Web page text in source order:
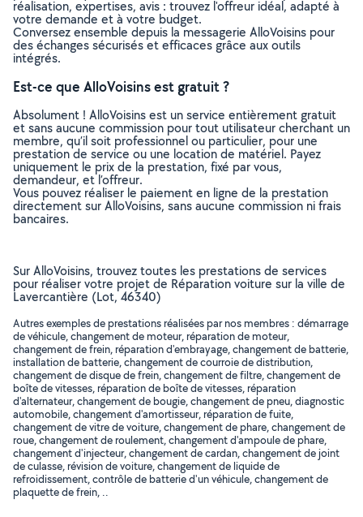
réalisation, expertises, avis : trouvez l'offreur idéal, adapté à
votre demande et à votre budget.
Conversez ensemble depuis la messagerie AlloVoisins pour
des échanges sécurisés et efficaces grâce aux outils
intégrés.
Est-ce que AlloVoisins est gratuit ?
Absolument ! AlloVoisins est un service entièrement gratuit
et sans aucune commission pour tout utilisateur cherchant un
membre, qu’il soit professionnel ou particulier, pour une
prestation de service ou une location de matériel. Payez
uniquement le prix de la prestation, fixé par vous,
demandeur, et l’offreur.
Vous pouvez réaliser le paiement en ligne de la prestation
directement sur AlloVoisins, sans aucune commission ni frais
bancaires.
Sur AlloVoisins, trouvez toutes les prestations de services
pour réaliser votre projet de Réparation voiture sur la ville de
Lavercantière (Lot, 46340)
Autres exemples de prestations réalisées par nos membres : démarrage
de véhicule, changement de moteur, réparation de moteur,
changement de frein, réparation d'embrayage, changement de batterie,
installation de batterie, changement de courroie de distribution,
changement de disque de frein, changement de filtre, changement de
boîte de vitesses, réparation de boîte de vitesses, réparation
d'alternateur, changement de bougie, changement de pneu, diagnostic
automobile, changement d'amortisseur, réparation de fuite,
changement de vitre de voiture, changement de phare, changement de
roue, changement de roulement, changement d'ampoule de phare,
changement d'injecteur, changement de cardan, changement de joint
de culasse, révision de voiture, changement de liquide de
refroidissement, contrôle de batterie d'un véhicule, changement de
plaquette de frein, ..